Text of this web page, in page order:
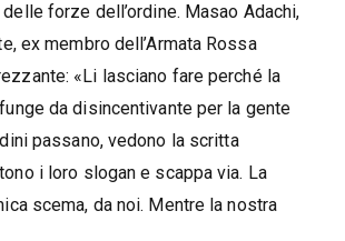
forze dell’ordine. Masao Adachi,
ex membro dell’Armata Rossa
«Li lasciano fare perché la
da disincentivante per la gente
passano, vedono la scritta
i loro slogan e scappa via. La
scema, da noi. Mentre la nostra